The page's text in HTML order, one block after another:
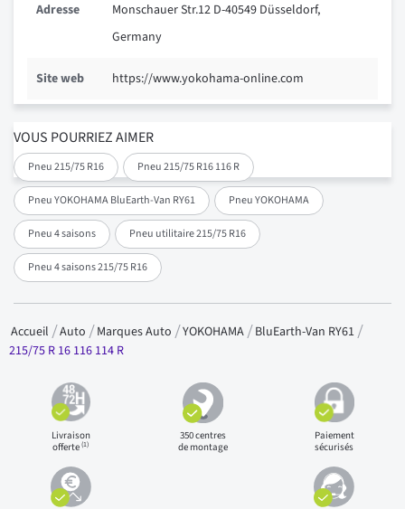
VOUS POURRIEZ AIMER
Pneu 215/75 R16 Pneu 215/75 R16 116 R
Pneu YOKOHAMA BluEarth-Van RY61 Pneu YOKOHAMA
Pneu 4 saisons Pneu utilitaire 215/75 R16
Pneu 4 saisons 215/75 R16
Adresse
Monschauer Str.12 D-40549 Düsseldorf,
Germany
Site web https://www.yokohama-online.com
Accueil Auto Marques Auto YOKOHAMA
BluEarth-Van RY61
215/75 R 16 116 114 R
Livraison
offerte(1)
350 centres
de montage
Paiement
sécurisés